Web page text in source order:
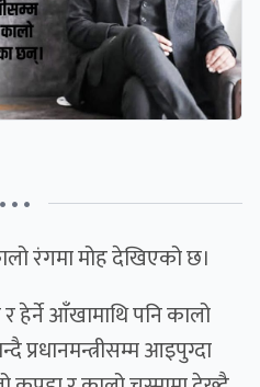
• • •
रंगमा मोह देखिएको छ।
आँखामाथि पनि कालो
प्रधानमन्त्रीसम्म आइपुग्दा